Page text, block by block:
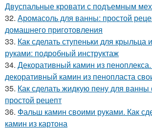
Двуспальные кровати с подъемным
32. Аромасоль для ванны: простой
домашнего приготовления
33. Как сделать ступеньки для крыльца
руками: подробный инструктаж
34. Декоративный камин из пеноплекса.
декоративный камин из пенопласта
35. Как сделать жидкую пену для
простой рецепт
36. Фальш камин своими руками. Как
камин из картона